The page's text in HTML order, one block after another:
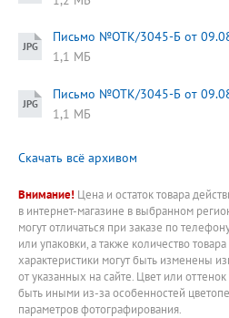
Письмо №ОТК/3045-Б от
1,1 МБ
Письмо №ОТК/3045-Б от
1,1 МБ
Скачать всё архивом
Внимание! Цена и остаток товара
в интернет-магазине в выбранном
могут отличаться при заказе по
или упаковки, а также количество
характеристики могут быть изменены
от указанных на сайте. Цвет или
быть иными из-за особенностей
параметров фотографирования.